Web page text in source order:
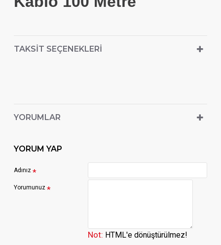
TAKSIT SEÇENEKLERI
YORUMLAR
YORUM YAP
Adınız
Yorumunuz
Not: HTML'e dönüştürülmez!